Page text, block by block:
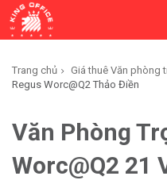
Trang chủ Giá thuê Văn phòng
Regus Worc@Q2 Thảo Điền
Văn Phòng
Worc@Q2 21